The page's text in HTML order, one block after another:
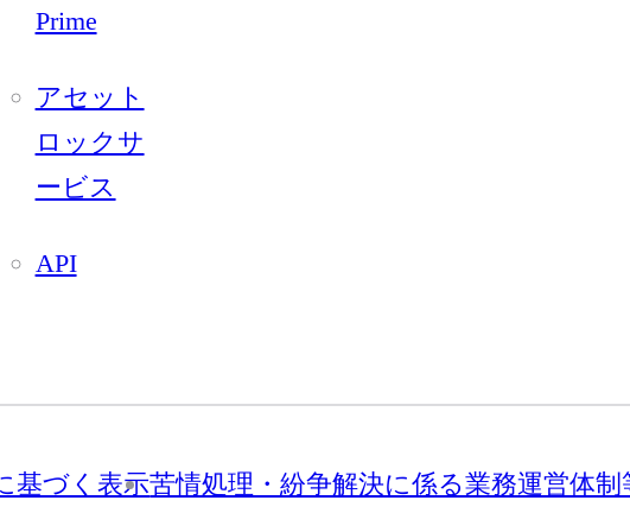
Prime
アセット
ロックサ
ービス
API
基づく表示苦情処理・紛争解決に係る業務運営体制